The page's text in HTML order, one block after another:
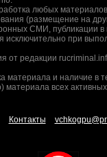
любых
(размещение на
СМИ, публикации в
исключительно при
от редакции
материала и наличие в
материала всех
Контакты